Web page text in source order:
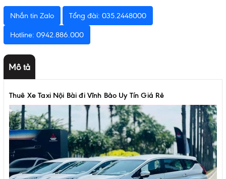
Nhắn tin Zalo Tổng đài: 035.2448000
Hotline: 0942.886.000
Mô tả
Thuê Xe Taxi Nội Bài đi Vĩnh Bảo Uy Tín Giá Rẻ